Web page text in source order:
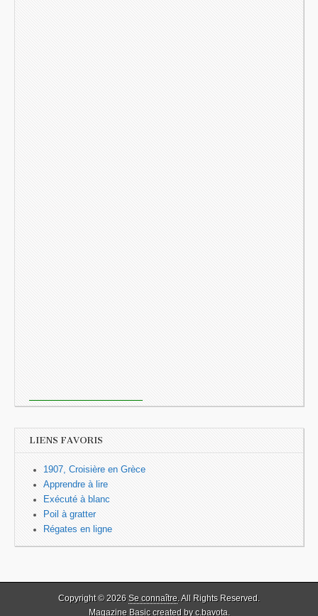
LIENS FAVORIS
1907, Croisière en Grèce
Apprendre à lire
Exécuté à blanc
Poil à gratter
Régates en ligne
Copyright © 2026 Se connaître. All Rights Reserved.
Magazine Basic created byc.bavota.